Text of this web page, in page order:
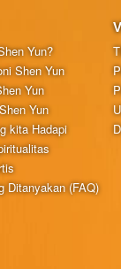
Yun?
Shen Yun
Yun
Yun
kita Hadapi
Ditanyakan (FAQ)